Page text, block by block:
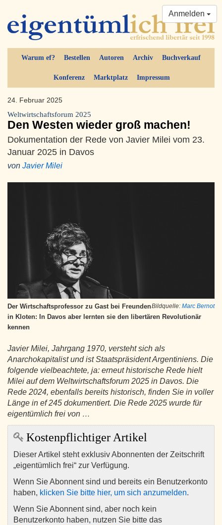
Warum ef? Bestellen Autoren Archiv Buchverkauf
Konferenz Marktplatz Impressum
Anmelden
24. Februar 2025
Weltwirtschaftsforum 2025
Den Westen wieder groß machen!
Dokumentation der Rede von Javier Milei vom 23.
Januar 2025 in Davos
von Javier Milei
Bildquelle: Marc Bernot
Der Wirtschaftsprofessor zu Gast bei Freunden
in Kloten: In Davos aber lernten sie den libertären Revolutionär
kennen
Javier Milei, Jahrgang 1970, versteht sich als
Anarchokapitalist und ist Staatspräsident Argentiniens. Die
folgende vielbeachtete, ja: erneut historische Rede hielt
Milei auf dem Weltwirtschaftsforum 2025 in Davos. Die
Rede 2024, ebenfalls bereits historisch, finden Sie in voller
Länge in ef 245 dokumentiert. Die Rede 2025 wurde für
eigentümlich frei von …
Kostenpflichtiger Artikel
Dieser Artikel steht exklusiv Abonnenten der Zeitschrift
„eigentümlich frei“ zur Verfügung.
Wenn Sie Abonnent sind und bereits ein Benutzerkonto
haben, klicken Sie bitte hier, um sich anzumelden.
Wenn Sie Abonnent sind, aber noch kein
Benutzerkonto haben, nutzen Sie bitte das